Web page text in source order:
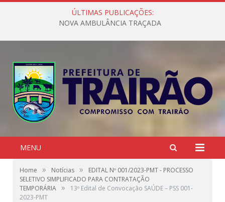
ÚLTIMAS PUBLICAÇÕES:
NOVA AMBULÂNCIA TRAÇADA
MENU
Home » Notícias »
EDITAL Nº 001/2023-PMT - PROCESSO
SELETIVO SIMPLIFICADO PARA CONTRATAÇÃO
TEMPORÁRIA »
13º Edital de Convocação SAÚDE – PSS 001-
2023-PMT